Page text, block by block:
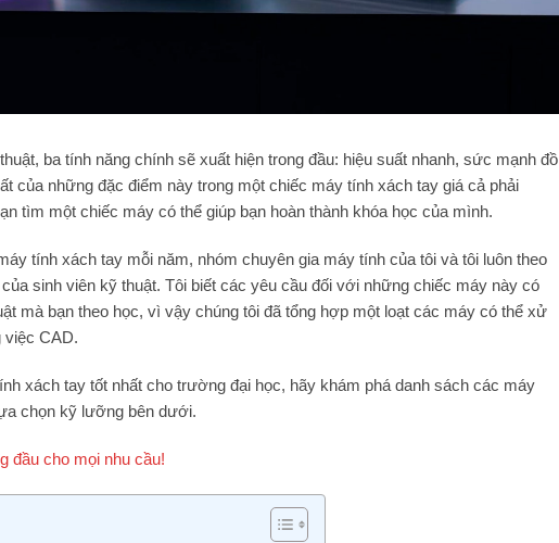
ba tính năng chính sẽ xuất hiện trong đầu: hiệu suất nhanh, sức mạnh đồ
của những đặc điểm này trong một chiếc máy tính xách tay giá cả phải
tìm một chiếc máy có thể giúp bạn hoàn thành khóa học của mình.
tính xách tay mỗi năm, nhóm chuyên gia máy tính của tôi và tôi luôn theo
sinh viên kỹ thuật. Tôi biết các yêu cầu đối với những chiếc máy này có
mà bạn theo học, vì vậy chúng tôi đã tổng hợp một loạt các máy có thể xử
việc CAD.
xách tay tốt nhất cho trường đại học, hãy khám phá danh sách các máy
chọn kỹ lưỡng bên dưới.
đầu cho mọi nhu cầu!